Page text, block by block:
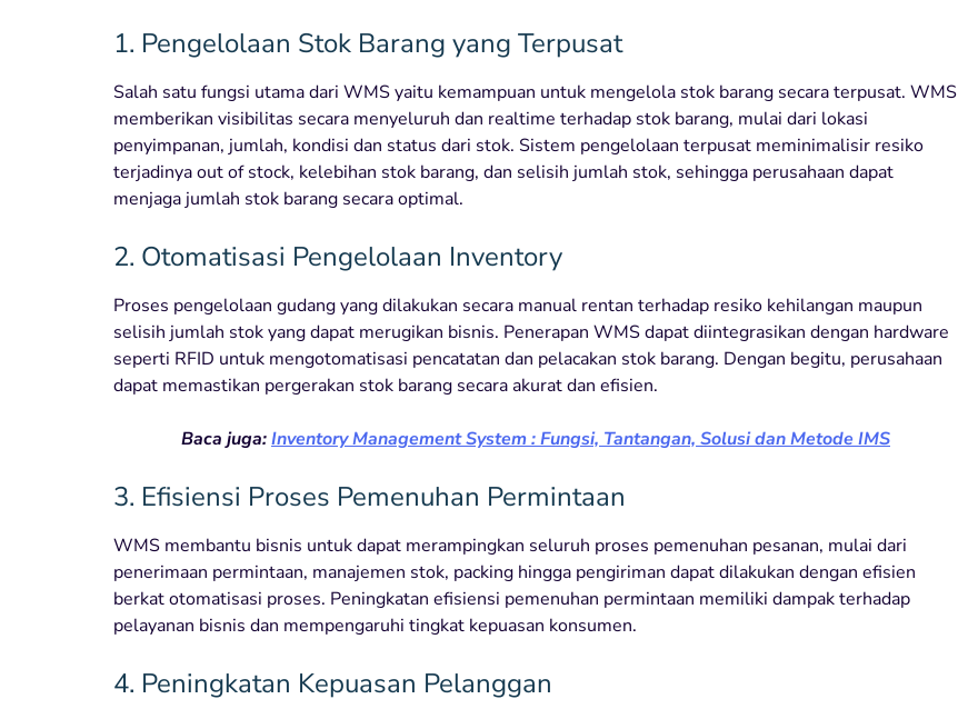
1. Pengelolaan Stok Barang yang Terpusat
Salah satu fungsi utama dari WMS yaitu kemampuan untuk mengelola stok barang secara terpusat. WMS
memberikan visibilitas secara menyeluruh dan realtime terhadap stok barang, mulai dari lokasi
penyimpanan, jumlah, kondisi dan status dari stok. Sistem pengelolaan terpusat meminimalisir resiko
terjadinya out of stock, kelebihan stok barang, dan selisih jumlah stok, sehingga perusahaan dapat
menjaga jumlah stok barang secara optimal.
2. Otomatisasi Pengelolaan Inventory
Proses pengelolaan gudang yang dilakukan secara manual rentan terhadap resiko kehilangan maupun
selisih jumlah stok yang dapat merugikan bisnis. Penerapan WMS dapat diintegrasikan dengan hardware
seperti RFID untuk mengotomatisasi pencatatan dan pelacakan stok barang. Dengan begitu, perusahaan
dapat memastikan pergerakan stok barang secara akurat dan efisien.
Baca juga:Inventory Management System : Fungsi, Tantangan, Solusi dan Metode IMS
3. Efisiensi Proses Pemenuhan Permintaan
WMS membantu bisnis untuk dapat merampingkan seluruh proses pemenuhan pesanan, mulai dari
penerimaan permintaan, manajemen stok, packing hingga pengiriman dapat dilakukan dengan efisien
berkat otomatisasi proses. Peningkatan efisiensi pemenuhan permintaan memiliki dampak terhadap
pelayanan bisnis dan mempengaruhi tingkat kepuasan konsumen.
4. Peningkatan Kepuasan Pelanggan